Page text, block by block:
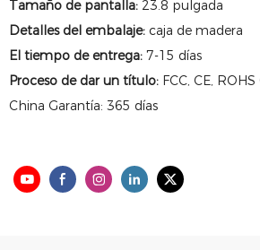
Tamaño de pantalla: 23.8 pulgada
Detalles del embalaje: caja de madera
El tiempo de entrega: 7-15 días
Proceso de dar un título: FCC, CE,
China Garantía: 365 días